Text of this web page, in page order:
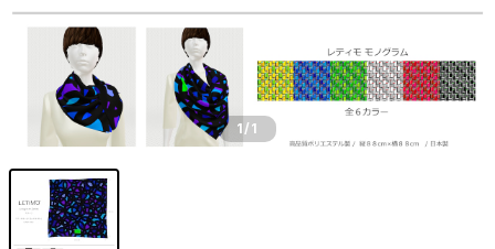
1 /1